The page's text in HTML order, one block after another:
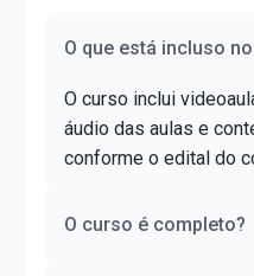
nível C1.
O que está incluso
O curso inclui
áudio das aulas e
conforme o edital do
O curso é completo?